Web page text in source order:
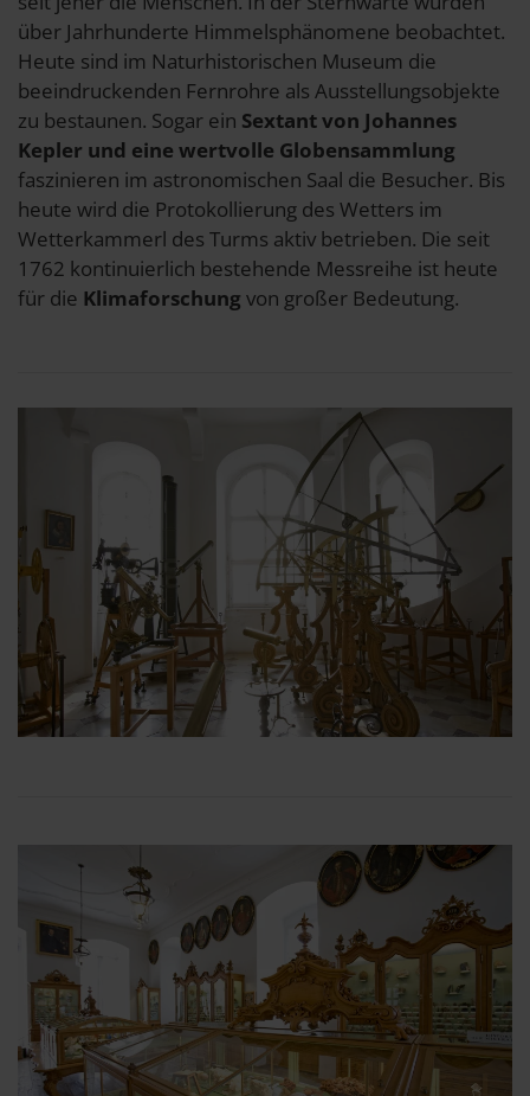
über Jahrhunderte Himmelsphänomene beobachtet.
Heute sind im Naturhistorischen Museum die
beeindruckenden Fernrohre als Ausstellungsobjekte
zu bestaunen. Sogar ein Sextant von Johannes
Kepler und eine wertvolle Globensammlung
faszinieren im astronomischen Saal die Besucher. Bis
heute wird die Protokollierung des Wetters im
Wetterkammerl des Turms aktiv betrieben. Die seit
1762 kontinuierlich bestehende Messreihe ist heute
für die Klimaforschung von großer Bedeutung.